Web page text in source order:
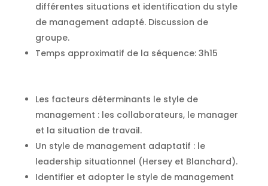
différentes situations et identification du style
de management adapté. Discussion de
groupe.
Temps approximatif de la séquence: 3h15
Les facteurs déterminants le style de
management : les collaborateurs, le manager
et la situation de travail.
Un style de management adaptatif : le
leadership situationnel (Hersey et Blanchard).
Identifier et adopter le style de management